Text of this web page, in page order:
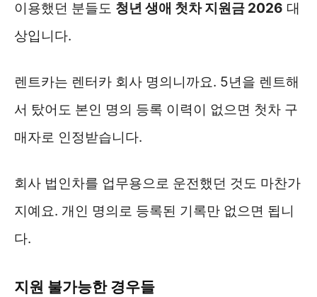
이용했던 분들도 청년 생애 첫차 지원금 2026 대
상입니다.
렌트카는 렌터카 회사 명의니까요. 5년을 렌트해
서 탔어도 본인 명의 등록 이력이 없으면 첫차 구
매자로 인정받습니다.
회사 법인차를 업무용으로 운전했던 것도 마찬가
지예요. 개인 명의로 등록된 기록만 없으면 됩니
다.
지원 불가능한 경우들